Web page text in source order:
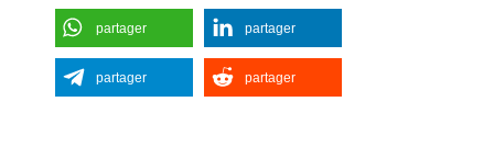
partager partager
partager partager